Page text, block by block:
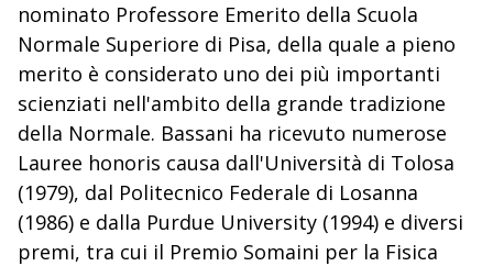
nominato Professore Emerito della Scuola
Normale Superiore di Pisa, della quale a pieno
merito è considerato uno dei più importanti
scienziati nell'ambito della grande tradizione
della Normale. Bassani ha ricevuto numerose
Lauree honoris causa dall'Università di Tolosa
(1979), dal Politecnico Federale di Losanna
(1986) e dalla Purdue University (1994) e diversi
premi, tra cui il Premio Somaini per la Fisica